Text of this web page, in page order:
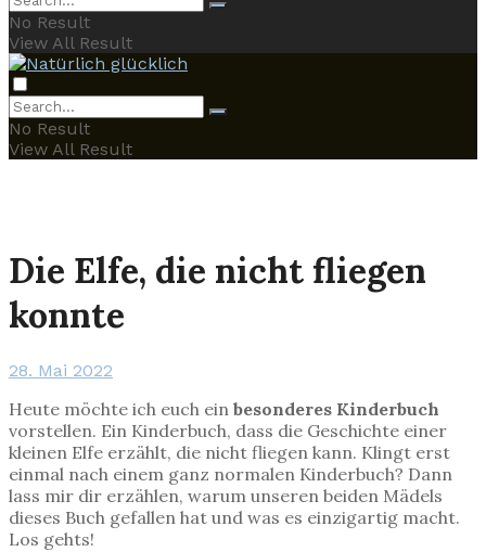
No Result
View All Result
No Result
View All Result
Die Elfe, die nicht fliegen
konnte
28. Mai 2022
Heute möchte ich euch ein besonderes Kinderbuch
vorstellen. Ein Kinderbuch, dass die Geschichte einer
kleinen Elfe erzählt, die nicht fliegen kann. Klingt erst
einmal nach einem ganz normalen Kinderbuch? Dann
lass mir dir erzählen, warum unseren beiden Mädels
dieses Buch gefallen hat und was es einzigartig macht.
Los gehts!